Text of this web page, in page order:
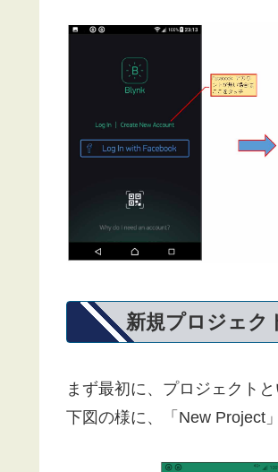
新規プロジェク
まず最初に、プロジェクト
下図の様に、「New Project